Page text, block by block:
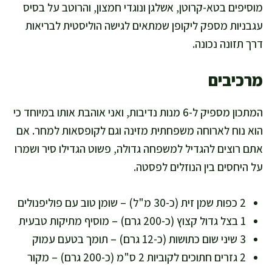
מוסיפים בטא-קרוטן, אשלגן ונוגדי חמצון, והרוטב על בסיס
עגבניות מספק ליקופן שמתאים לגישה הוליסטית לבריאות
דרך תזונה נכונה.
מרכיבים
המתכון מספיק ל-6 מנות נדיבות, ואני אוהבת אותו במיוחד כי
הוא נוח לארוחה משפחתית מזינה וגם לקופסאות למחר. אם
אתם רוצים להגדיל למשפחה גדולה, פשוט הגדילו סיר ושמרו
על היחסים בין הנוזלים לפסטה.
2 כפות שמן זית (כ-30 מ"ל) – שומן טוב עם פוליפנולים
1 בצל גדול קצוץ (כ-200 גרם) – מוסיף מתיקות טבעית
3 שיני שום כתושות (כ-12 גרם) – תומך בטעם עמוק
2 גזרים חתוכים לקוביות 2 ס"מ (כ-200 גרם) – מקור